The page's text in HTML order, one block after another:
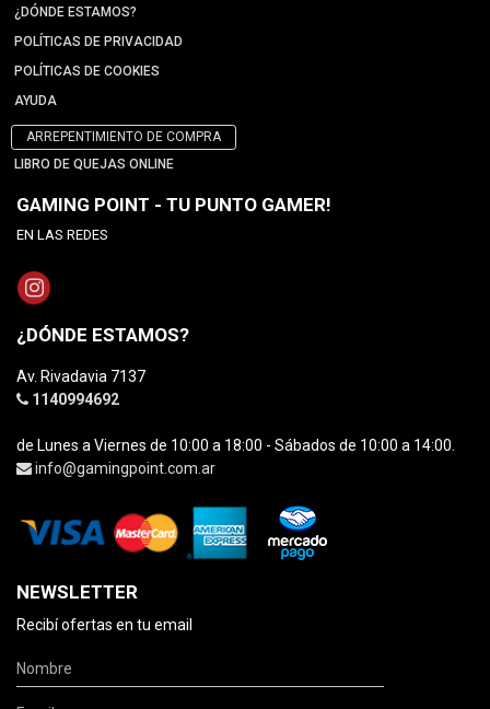
¿DÓNDE ESTAMOS?
POLÍTICAS DE PRIVACIDAD
POLÍTICAS DE COOKIES
AYUDA
ARREPENTIMIENTO DE COMPRA
LIBRO DE QUEJAS ONLINE
GAMING POINT - TU PUNTO GAMER!
EN LAS REDES
¿DÓNDE ESTAMOS?
Av. Rivadavia 7137
1140994692
de Lunes a Viernes de 10:00 a 18:00 - Sábados de 10:00 a 14:00.
info@gamingpoint.com.ar
NEWSLETTER
Recibí ofertas en tu email